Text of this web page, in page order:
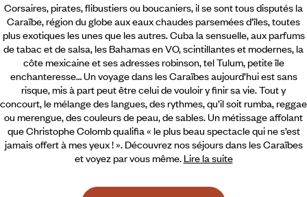
Corsaires, pirates, flibustiers ou boucaniers, il se sont tous disputés la
Caraïbe, région du globe aux eaux chaudes parsemées d’îles, toutes
plus exotiques les unes que les autres. Cuba la sensuelle, aux parfums
de tabac et de salsa, les Bahamas en VO, scintillantes et modernes, la
côte mexicaine et ses adresses robinson, tel Tulum, petite île
enchanteresse… Un voyage dans les Caraïbes aujourd’hui est sans
risque, mis à part peut être celui de vouloir y finir sa vie. Tout y
concourt, le mélange des langues, des rythmes, qu’il soit rumba, reggae
ou merengue, des couleurs de peau, de sables. Un métissageaffolant
que Christophe Colomb qualifia « le plus beau spectacle qui ne s’est
jamais offert à mes yeux ! ». Découvrez nos séjours dans les Caraïbes
et voyez par vous même. Lire la suite